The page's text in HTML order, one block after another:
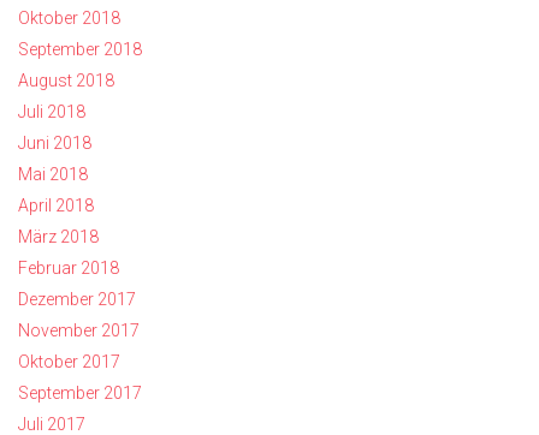
Oktober 2018
September 2018
August 2018
Juli 2018
Juni 2018
Mai 2018
April 2018
März 2018
Februar 2018
Dezember 2017
November 2017
Oktober 2017
September 2017
Juli 2017